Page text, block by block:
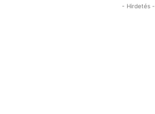
- Hirdetés -